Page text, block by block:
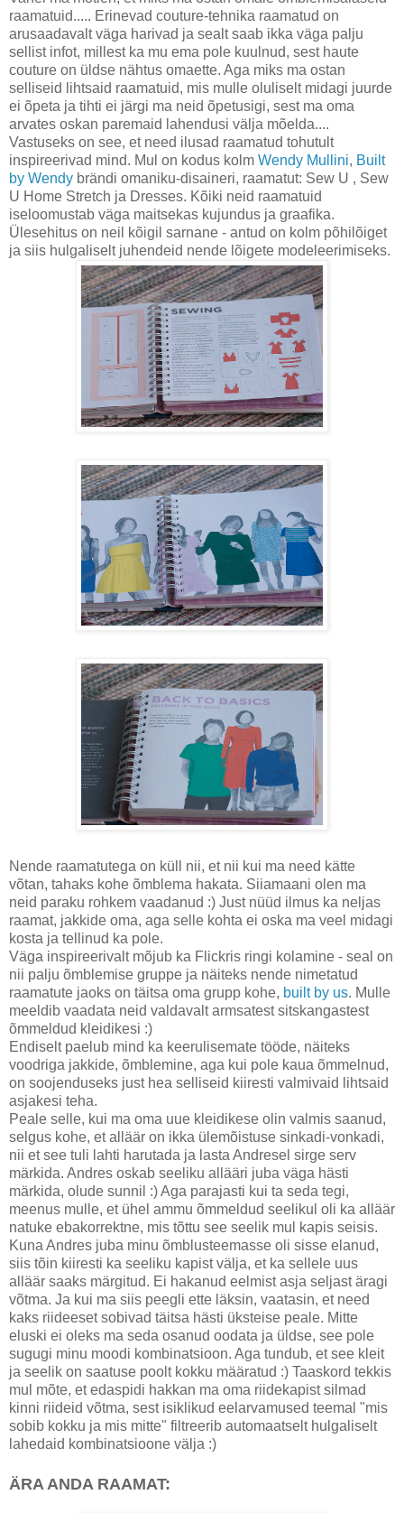
raamatuid..... Erinevad couture-tehnika raamatud on
arusaadavalt väga harivad ja sealt saab ikka väga palju
sellist infot, millest ka mu ema pole kuulnud, sest haute
couture on üldse nähtus omaette. Aga miks ma ostan
selliseid lihtsaid raamatuid, mis mulle oluliselt midagi juurde
ei õpeta ja tihti ei järgi ma neid õpetusigi, sest ma oma
arvates oskan paremaid lahendusi välja mõelda....
Vastuseks on see, et need ilusad raamatud tohutult
inspireerivad mind. Mul on kodus kolm Wendy Mullini, Built
by Wendy brändi omaniku-disaineri, raamatut: Sew U , Sew
U Home Stretch ja Dresses. Kõiki neid raamatuid
iseloomustab väga maitsekas kujundus ja graafika.
Ülesehitus on neil kõigil sarnane - antud on kolm põhilõiget
ja siis hulgaliselt juhendeid nende lõigete modeleerimiseks.
Nende raamatutega on küll nii, et nii kui ma need kätte
võtan, tahaks kohe õmblema hakata. Siiamaani olen ma
neid paraku rohkem vaadanud :) Just nüüd ilmus ka neljas
raamat, jakkide oma, aga selle kohta ei oska ma veel midagi
kosta ja tellinud ka pole.
Väga inspireerivalt mõjub ka Flickris ringi kolamine - seal on
nii palju õmblemise gruppe ja näiteks nende nimetatud
raamatute jaoks on täitsa oma grupp kohe, built by us. Mulle
meeldib vaadata neid valdavalt armsatest sitskangastest
õmmeldud kleidikesi :)
Endiselt paelub mind ka keerulisemate tööde, näiteks
voodriga jakkide, õmblemine, aga kui pole kaua õmmelnud,
on soojenduseks just hea selliseid kiiresti valmivaid lihtsaid
asjakesi teha.
Peale selle, kui ma oma uue kleidikese olin valmis saanud,
selgus kohe, et alläär on ikka ülemõistuse sinkadi-vonkadi,
nii et see tuli lahti harutada ja lasta Andresel sirge serv
märkida. Andres oskab seeliku allääri juba väga hästi
märkida, olude sunnil :) Aga parajasti kui ta seda tegi,
meenus mulle, et ühel ammu õmmeldud seelikul oli ka alläär
natuke ebakorrektne, mis tõttu see seelik mul kapis seisis.
Kuna Andres juba minu õmblusteemasse oli sisse elanud,
siis tõin kiiresti ka seeliku kapist välja, et ka sellele uus
alläär saaks märgitud. Ei hakanud eelmist asja seljast äragi
võtma. Ja kui ma siis peegli ette läksin, vaatasin, et need
kaks riideeset sobivad täitsa hästi üksteise peale. Mitte
eluski ei oleks ma seda osanud oodata ja üldse, see pole
sugugi minu moodi kombinatsioon. Aga tundub, et see kleit
ja seelik on saatuse poolt kokku määratud :) Taaskord tekkis
mul mõte, et edaspidi hakkan ma oma riidekapist silmad
kinni riideid võtma, sest isiklikud eelarvamused teemal "mis
sobib kokku ja mis mitte" filtreerib automaatselt hulgaliselt
lahedaid kombinatsioone välja :)
ÄRA ANDA RAAMAT: